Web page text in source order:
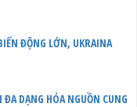
ĐỘNG LỚN, UKRAINA
DẠNG HÓA NGUỒN CUNG